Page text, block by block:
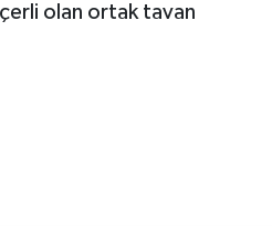
olan ortak tavan